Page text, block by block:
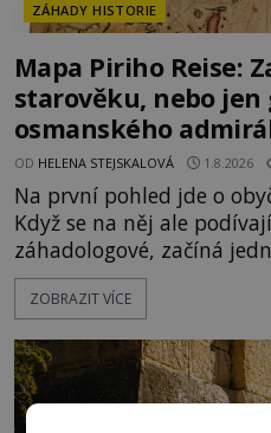
ZÁHADY HISTORIE
Mapa Piriho Reise:
starověku, nebo
osmanského
OD HELENA STEJSKALOVÁ 1.8.2026
Na první pohled jde o
Když se na něj ale
záhadologové, začíná
moderní historie.
1513 kreslí mapu světa,
ní vidí důkaz ztracené
znalost Antarktidy
Jiní tvrdí,
ZOBRAZIT VÍCE